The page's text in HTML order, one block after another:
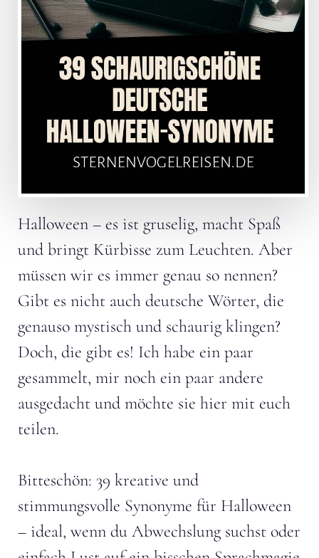
Halloween – es ist gruselig, macht Spaß
und bringt Kürbisse zum Leuchten. Aber
müssen wir es immer genau so nennen?
Gibt es nicht auch deutsche Wörter, die
genauso mystisch und schaurig klingen?
Doch, die gibt es! Ich habe ein paar
gesammelt, mir noch ein paar andere
ausgedacht und möchte sie hier mit euch
teilen.
Bitteschön: 39 kreative und
stimmungsvolle Synonyme für Halloween
– ideal, wenn du Abwechslung suchst oder